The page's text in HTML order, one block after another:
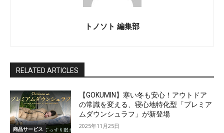
トノソト 編集部
RELATED ARTICLES
商品サービス
【GOKUMIN】寒い冬も安心！アウトドア
の常識を変える、寝心地特化型「プレミア
ムダウンシュラフ」が新登場
2025年11月25日